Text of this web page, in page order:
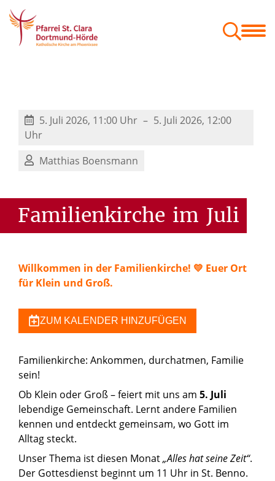
5. Juli 2026, 11:00 Uhr
5. Juli 2026, 12:00
Uhr
Matthias Boensmann
Familienkirche im Juli
Willkommen in der Familienkirche! 💛 Euer Ort
für Klein und Groß.
ZUM KALENDER HINZUFÜGEN
Familienkirche: Ankommen, durchatmen, Familie
sein!
Ob Klein oder Groß – feiert mit uns am 5. Juli
lebendige Gemeinschaft. Lernt andere Familien
kennen und entdeckt gemeinsam, wo Gott im
Alltag steckt.
Unser Thema ist diesen Monat„Alles hat seine Zeit“.
Der Gottesdienst beginnt um 11 Uhr in St. Benno.